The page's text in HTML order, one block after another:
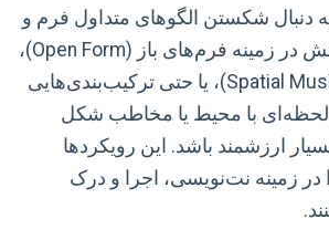
دنبال شکستن الگوهای متداول فرم و
ساختار هستند. پژوهش در زمینه فرم‌های باز (Open Form)،
موسیقی فضایی (Spatial Music)، یا حتی ترکیب‌بندی‌هایی
با محیط یا مخاطب شکل
ارزشمند باشد. این رویکردها
زمینه نت‌نویسی، اجرا و درک